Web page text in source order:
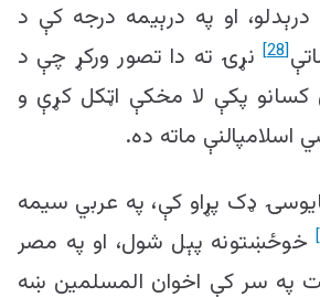
درېدلو، او په درېیمه درجه کې د
[28]
نړۍ ته دا تصور ورکړ چې د
کسانو پکې لا مخکې اټکل کړې و
ماته ده.
ډک پړاو کې، په عربي سیمه
خوځښتونه پېل شول، او په مصر
سر کې اخوان المسلمین ښه